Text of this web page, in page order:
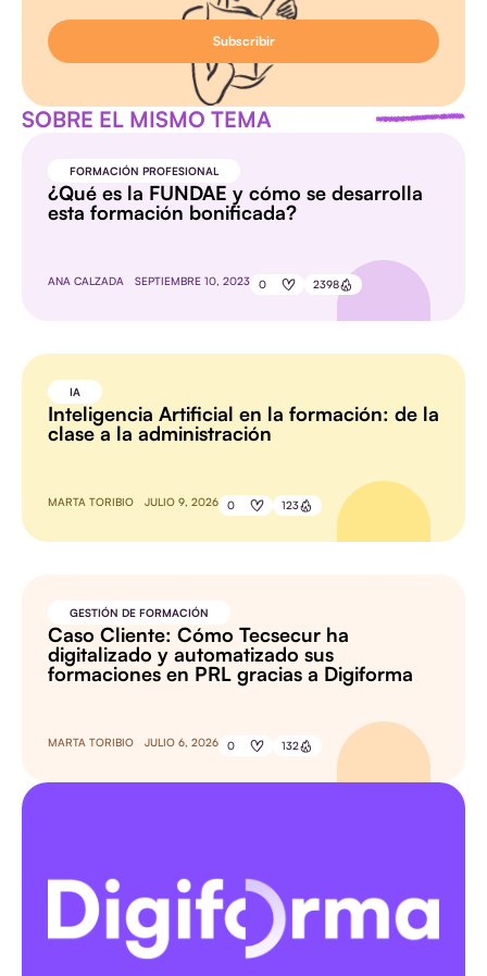
SOBRE EL MISMO TEMA
FORMACIÓN PROFESIONAL
¿Qué es la FUNDAE y cómo se desarrolla
esta formación bonificada?
ANA CALZADA SEPTIEMBRE 10, 2023 0 2398
IA
Inteligencia Artificial en la formación: de la
clase a la administración
MARTA TORIBIO JULIO 9, 2026 0 123
GESTIÓN DE FORMACIÓN
Caso Cliente: Cómo Tecsecur ha
digitalizado y automatizado sus
formaciones en PRL gracias a Digiforma
MARTA TORIBIO JULIO 6, 2026 0 132